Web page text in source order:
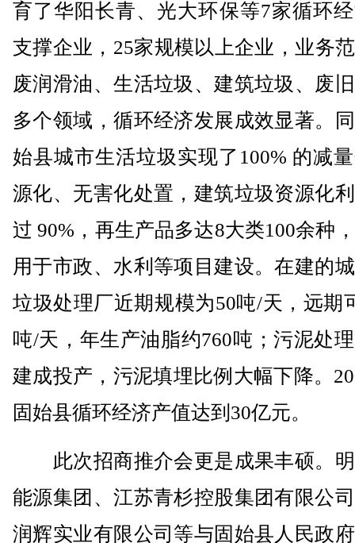
育了华阳长青、光大环保等7家循环
支撑企业，25家规模以上企业，业务
废润滑油、生活垃圾、建筑垃圾、废
多个领域，循环经济发展成效显著。
始县城市生活垃圾实现了100% 的减
源化、无害化处置，建筑垃圾资源化
过 90%，再生产品多达8大类100余种
用于市政、水利等项目建设。在建的
垃圾处理厂近期规模为50吨/天，远期
吨/天，年生产油脂约760吨；污泥处
建成投产，污泥填埋比例大幅下降。
固始县循环经济产值达到30亿元。
此次招商推介会更是成果丰硕。
能源集团、江苏青杉控股集团有限公
润辉实业有限公司等与固始县人民政